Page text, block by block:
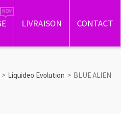
LIVRAISON CONTACT
> Liquideo Evolution > BLUE ALIEN